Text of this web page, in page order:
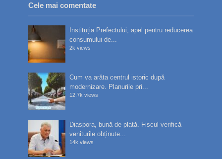
Cele mai comentate
Instituția Prefectului, apel pentru reducerea
consumului de...
2k views
Cum va arăta centrul istoric după
modernizare. Planurile pri...
12.7k views
Diaspora, bună de plată. Fiscul verifică
veniturile obținute...
14k views